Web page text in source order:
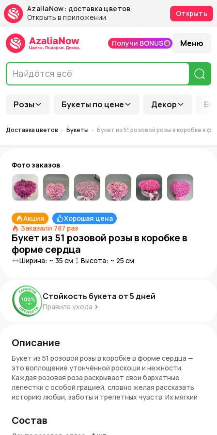
AzaliaNow: доставка цветов
Открыть в приложении
Открыть
Розы Букеты по цене Декор
Получи BONUS Меню
Доставка цветов Букеты Букет из 51 розовой розы в коробке в
Фото заказов
Акция
Хорошая цена
Заказали 787 раз
Букет из 51 розовой розы в коробке в
форме сердца
Ширина: ~ 35 см Высота: ~ 25 см
Стойкость букета от5 дней
Правила ухода
Описание
Букет из 51 розовой розы в коробке в форме сердца —
это воплощение утончённой роскоши и нежности.
Каждая розовая роза раскрывает свои бархатные
лепестки с особой грацией, словно желая рассказать
историю любви, заботы и трепетных чувств. Их мягкий
а изящная композиция делает этот букет настоящим
произведением искусства.
Состав